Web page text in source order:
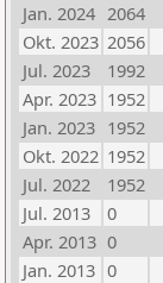
Jan. 2024 2064
Okt. 2023 2056
Jul. 2023
1992
Apr. 2023 1952
Jan. 2023 1952
Okt. 2022 1952
Jul. 2022
1952
Jul. 2013
0
Apr. 2013 0
Jan. 2013 0